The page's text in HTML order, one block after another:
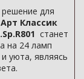
для
Классик
станет
на 24 ламп
уюта, являясь